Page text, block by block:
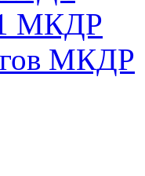
МКДР
МКДР